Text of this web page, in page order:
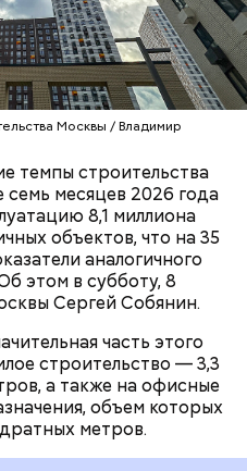
Москвы / Владимир
темпы строительства
месяцев 2026 года
8,1 миллиона
объектов, что на 35
аналогичного
этом в субботу, 8
Сергей Собянин.
часть этого
строительство — 3,3
а также на офисные
объем которых
метров.
Собянин
по вопросам
Максим Ликсутов
Центра
будут
году на вылетных
трассы и проспекты,
с его окраинами